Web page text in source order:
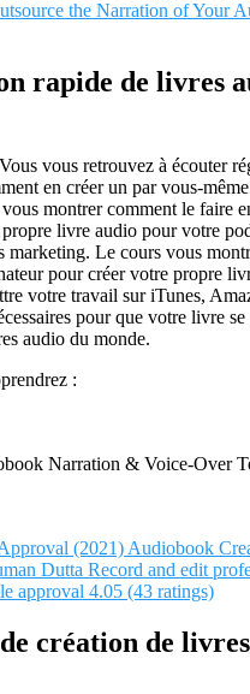
the Narration of Your
rapide de livres
vous retrouvez à écouter
en créer un par vous-
montrer comment le faire
livre audio pour votre
marketing. Le cours vous
pour créer votre propre
votre travail sur iTunes,
pour que votre livre
audio du monde.
:
Narration & Voice-Over
Audiobook
Dutta Record and edit
approval 4.05 (43 ratings)
création de